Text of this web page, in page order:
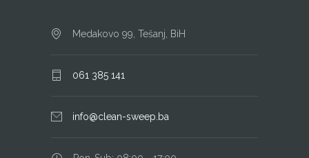
Medakovo 99, Tešanj, BiH
061 385 141
info@clean-sweep.ba